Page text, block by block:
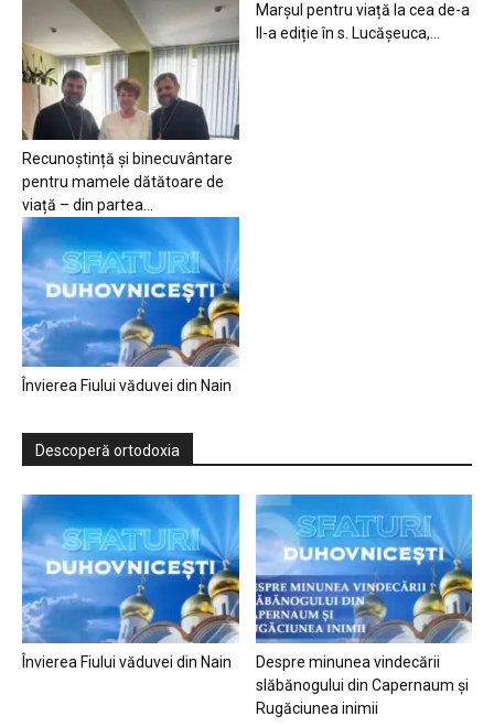
Recunoștință și binecuvântare
pentru mamele dătătoare de
viață – din partea...
Marșul pentru viață la cea de-a
II-a ediție în s. Lucășeuca,...
Învierea Fiului văduvei din Nain
Descoperă ortodoxia
Învierea Fiului văduvei din Nain
Despre minunea vindecării
slăbănogului din Capernaum și
Rugăciunea inimii